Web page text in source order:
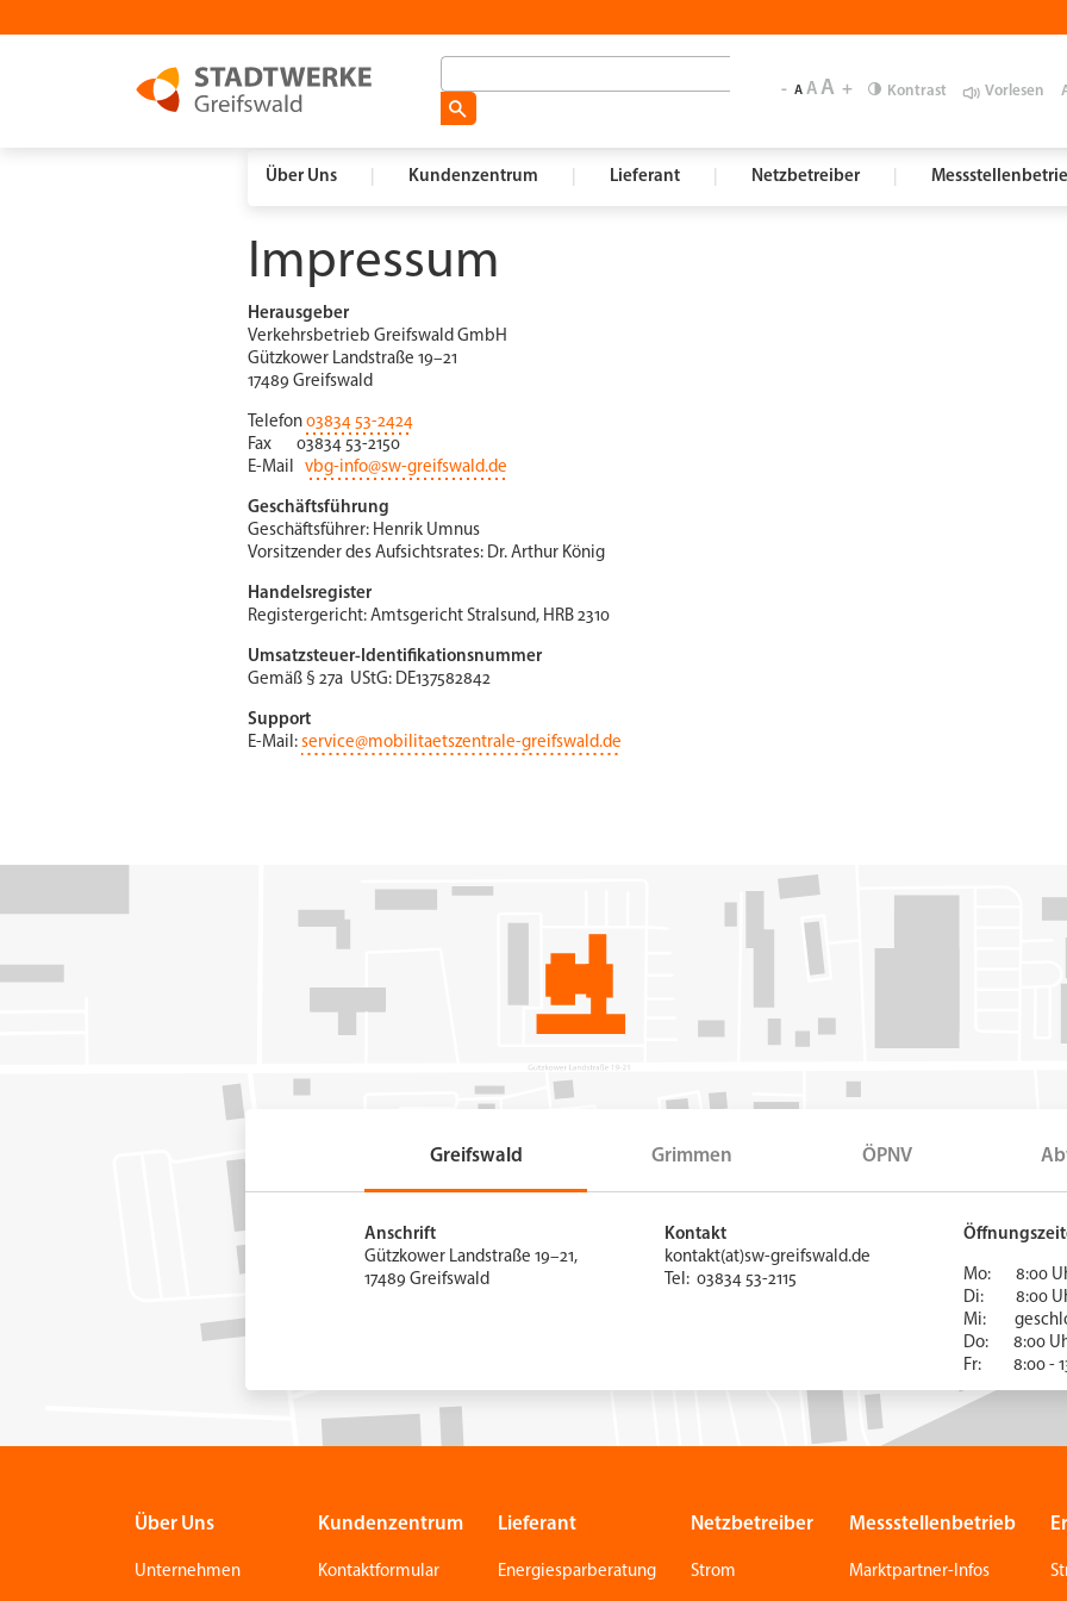
Impressum
Herausgeber
Verkehrsbetrieb Greifswald GmbH
Gützkower Landstraße 19–21
17489 Greifswald
Telefon03834 53-2424
Fax 03834 53-2150
E-Mailvbg-info@sw-greifswald.de
Geschäftsführung
Geschäftsführer: Henrik Umnus
Vorsitzender des Aufsichtsrates: Dr. Arthur König
Handelsregister
Registergericht: Amtsgericht Stralsund, HRB 2310
Umsatzsteuer-Identifikationsnummer
Gemäß § 27a UStG: DE137582842
Support
E-Mail:service@mobilitaetszentrale-greifswald.de
- A A A + Kontrast Vorlesen
Über Uns Kundenzentrum Lieferant Netzbetreiber
Greifswald Grimmen ÖPNV
Anschrift
Gützkower Landstraße 19–21,
17489 Greifswald
Kontakt
kontakt(at)sw-greifswald.de
Tel: 03834 53-2115
Mo: 8:00
Di: 8:00
Mi:
Do: 8:00
Fr: 8:00 -
Über Uns
Unternehmen
Kundenzentrum
Kontaktformular
Lieferant
Energiesparberatung
Netzbetreiber
Strom
Messstellenbetrieb
Marktpartner-Infos